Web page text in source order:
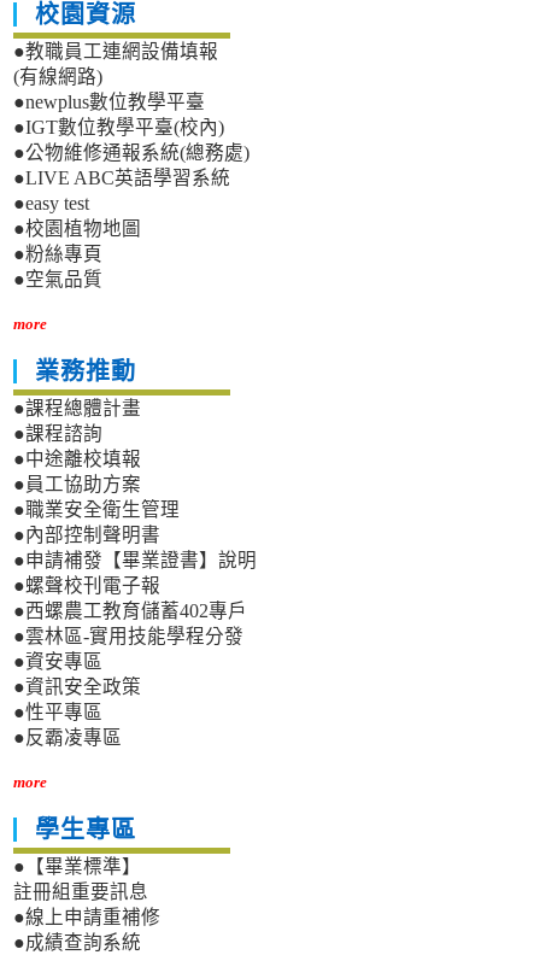
校園資源
●教職員工連網設備填報
(有線網路)
●newplus數位教學平臺
●IGT數位教學平臺(校內)
●公物維修通報系統(總務處)
●LIVE ABC英語學習系統
●easy test
●校園植物地圖
●粉絲專頁
●空氣品質
more
業務推動
●課程總體計畫
●課程諮詢
●中途離校填報
●員工協助方案
●職業安全衛生管理
●內部控制聲明書
●申請補發【畢業證書】說明
●螺聲校刊電子報
●西螺農工教育儲蓄402專戶
●雲林區-實用技能學程分發
●資安專區
●資訊安全政策
●性平專區
●反霸凌專區
more
學生專區
●【畢業標準】
註冊組重要訊息
●線上申請重補修
●成績查詢系統